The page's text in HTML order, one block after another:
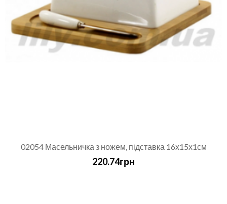
02054 Масельничка з ножем, підставка 16х15х1см
220.74грн